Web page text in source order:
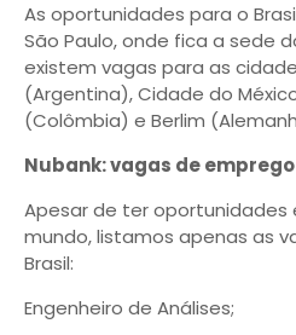
As oportunidades para o
São Paulo, onde fica a sede
existem vagas para as
(Argentina), Cidade do
(Colômbia) e Berlim
Nubank: vagas de
Apesar de ter oportunidades
mundo, listamos apenas as
Brasil:
Engenheiro de Análises;